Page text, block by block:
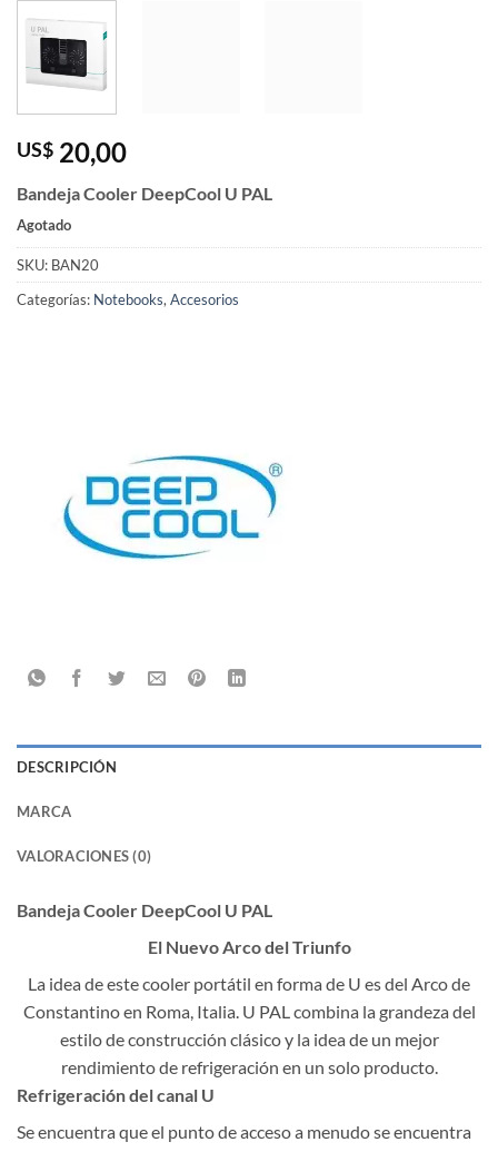
US$ 20,00
Bandeja Cooler DeepCool U PAL
Agotado
SKU: BAN20
Categorías: Notebooks,Accesorios
DESCRIPCIÓN
MARCA
VALORACIONES (0)
Bandeja Cooler DeepCool U PAL
El Nuevo Arco del Triunfo
La idea de este cooler portátil en forma de U es del Arco de
Constantino en Roma, Italia. U PAL combina la grandeza del
estilo de construcción clásico y la idea de un mejor
rendimiento de refrigeración en un solo producto.
Refrigeración del canal U
Se encuentra que el punto de acceso a menudo se encuentra